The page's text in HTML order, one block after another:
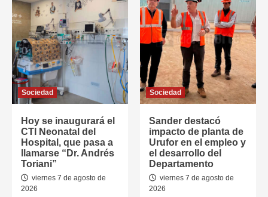
Sociedad
Hoy se inaugurará el
CTI Neonatal del
Hospital, que pasa a
llamarse “Dr. Andrés
Toriani”
viernes 7 de agosto de
2026
Sociedad
Sander destacó
impacto de planta de
Urufor en el empleo y
el desarrollo del
Departamento
viernes 7 de agosto de
2026